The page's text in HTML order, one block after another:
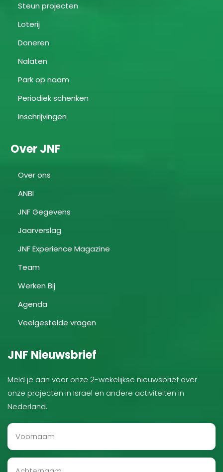
Steun projecten
Loterij
Doneren
Nalaten
Park op naam
Periodiek schenken
Inschrijvingen
Over JNF
Over ons
ANBI
JNF Gegevens
Jaarverslag
JNF Experience Magazine
Team
Werken Bij
Agenda
Veelgestelde vragen
JNF Nieuwsbrief
Meld je aan voor onze 2-wekelijkse nieuwsbrief over
onze projecten in Israël en andere activiteiten in
Nederland.